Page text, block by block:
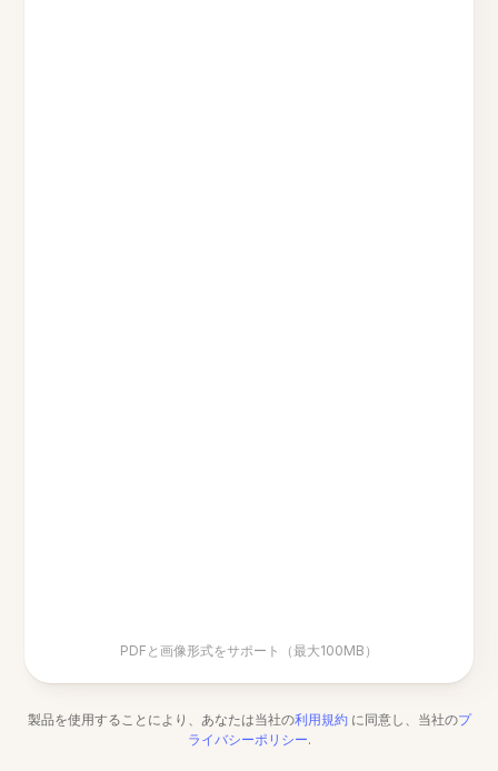
PDFと画像形式をサポート（最大100MB）
製品を使用することにより、あなたは当社の利用規約 に同意し、当社のプ
ライバシーポリシー.